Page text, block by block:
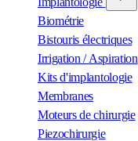
Biométrie
Bistouris électriques
Irrigation / Aspiration
Kits d'implantologie
Membranes
Moteurs de chirurgie
Piezochirurgie